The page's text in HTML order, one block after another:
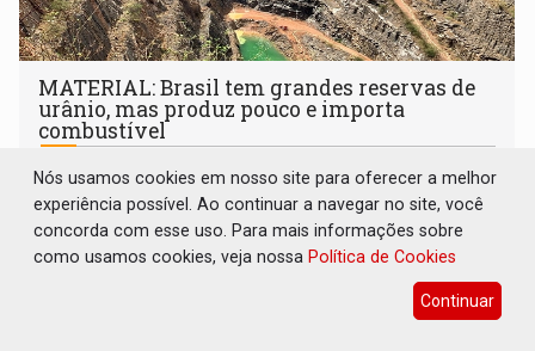
MATERIAL: Brasil tem grandes reservas de
urânio, mas produz pouco e importa
combustível
08 de Agosto de 2026 às 17:00
Nós usamos cookies em nosso site para oferecer a melhor
experiência possível. Ao continuar a navegar no site, você
concorda com esse uso. Para mais informações sobre
como usamos cookies, veja nossa Política de Cookies
Continuar